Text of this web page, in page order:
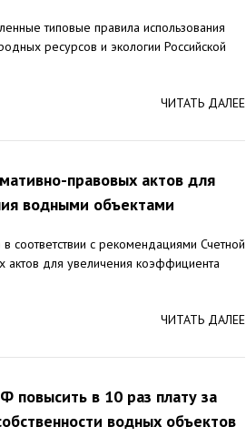
типовые правила использования
ресурсов и экологии Российской
ЧИТАТЬ ДАЛЕЕ
правовых актов для
водными объектами
соответствии с рекомендациями Счетной
актов для увеличения коэффициента
ЧИТАТЬ ДАЛЕЕ
повысить в 10 раз плату за
водных объектов